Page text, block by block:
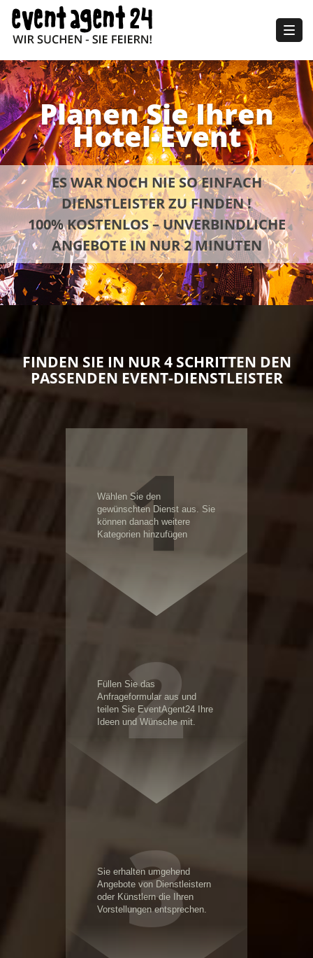
Planen Sie Ihren
Hotel-Event
ES WAR NOCH NIE SO EINFACH
DIENSTLEISTER ZU FINDEN !
100% KOSTENLOS – UNVERBINDLICHE
ANGEBOTE IN NUR 2 MINUTEN
FINDEN SIE IN NUR 4 SCHRITTEN DEN
PASSENDEN EVENT-DIENSTLEISTER
1
Wählen Sie den
gewünschten Dienst aus. Sie
können danach weitere
Kategorien hinzufügen
2
Füllen Sie das
Anfrageformular aus und
teilen Sie EventAgent24 Ihre
Ideen und Wünsche mit.
3
Sie erhalten umgehend
Angebote von Dienstleistern
oder Künstlern die Ihren
Vorstellungen entsprechen.